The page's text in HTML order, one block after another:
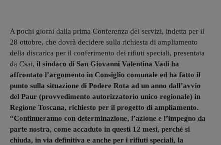
A pochi giorni dalla prima Conferenza dei servizi, indetta per il
28 ottobre, che dovrà decidere sulla richiesta di ampliamento
della discarica per il conferimento dei rifiuti speciali, presentata
da Csai, il sindaco di San Giovanni Valentina Vadi ha
affrontato l’argomento in Consiglio comunale ed ha fatto il
punto sulla situazione di Podere Rota ad un anno dall’avvio
del Paur (provvedimento autorizzatorio unico regionale) in
Regione Toscana, richiesto per il progetto di ampliamento.
“Continueranno con determinazione, l’azione e l’impegno da
parte nostra, come accaduto in questi 12 mesi, perché si
chiuda, in via definitiva e anche per i rifiuti speciali, la